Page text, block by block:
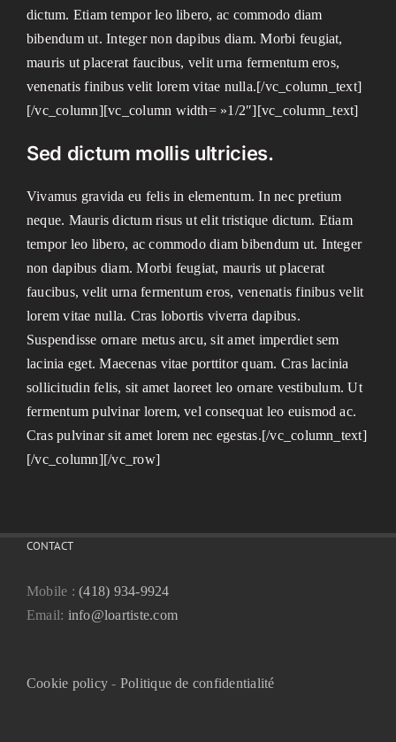
dictum. Etiam tempor leo libero, ac commodo diam
bibendum ut. Integer non dapibus diam. Morbi feugiat,
mauris ut placerat faucibus, velit urna fermentum eros,
venenatis finibus velit lorem vitae nulla.[/vc_column_text]
[/vc_column][vc_column width= »1/2″][vc_column_text]
Sed dictum mollis ultricies.
Vivamus gravida eu felis in elementum. In nec pretium
neque. Mauris dictum risus ut elit tristique dictum. Etiam
tempor leo libero, ac commodo diam bibendum ut. Integer
non dapibus diam. Morbi feugiat, mauris ut placerat
faucibus, velit urna fermentum eros, venenatis finibus velit
lorem vitae nulla. Cras lobortis viverra dapibus.
Suspendisse ornare metus arcu, sit amet imperdiet sem
lacinia eget. Maecenas vitae porttitor quam. Cras lacinia
sollicitudin felis, sit amet laoreet leo ornare vestibulum. Ut
fermentum pulvinar lorem, vel consequat leo euismod ac.
Cras pulvinar sit amet lorem nec egestas.[/vc_column_text]
[/vc_column][/vc_row]
CONTACT
Mobile :(418) 934-9924
Email: info@loartiste.com
Cookie policy - Politique de confidentialité